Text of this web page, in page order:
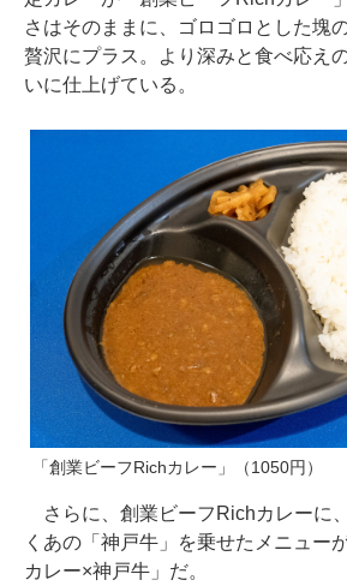
さはそのままに、ゴロゴロとした塊
贅沢にプラス。より深みと食べ応え
いに仕上げている。
「創業ビーフRichカレー」（1050円）
さらに、創業ビーフRichカレーに
くあの「神戸牛」を乗せたメニュー
カレー×神戸牛」だ。